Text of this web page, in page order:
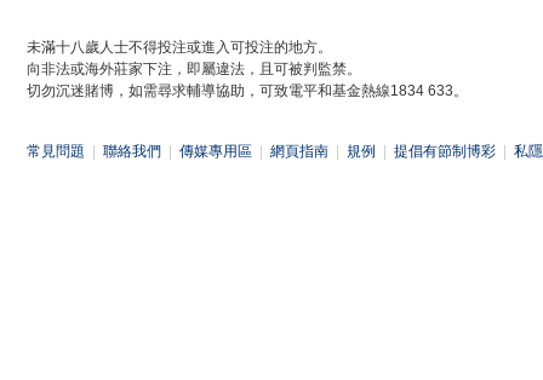
未滿十八歲人士不得投注或進入可投注的地方。
向非法或海外莊家下注，即屬違法，且可被判監禁。
切勿沉迷賭博，如需尋求輔導協助，可致電平和基金熱線1834 633。
常見問題 聯絡我們 傳媒專用區 網頁指南 規例 提倡有節制博彩 私